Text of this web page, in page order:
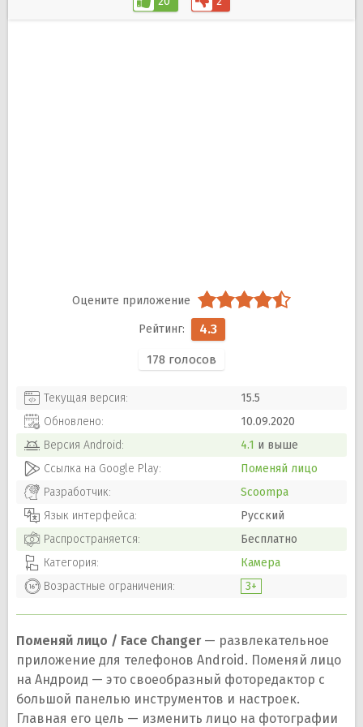
4.3
178 голосов
Текущая версия:
15.5
Обновлено:
10.09.2020
Версия Android: 4.1 и выше
Ссылка на Google Play:
Поменяй лицо
Разработчик:
Scoompa
Язык интерфейса:
Русский
Распространяется:
Бесплатно
Категория:
Камера
Возрастные ограничения:
3+
Поменяй лицо / Face Changer— развлекательное
приложение для телефонов Android. Поменяй лицо
на Андроид — это своеобразный фоторедактор с
большой панелью инструментов и настроек.
Главная его цель — изменить лицо на фотографии